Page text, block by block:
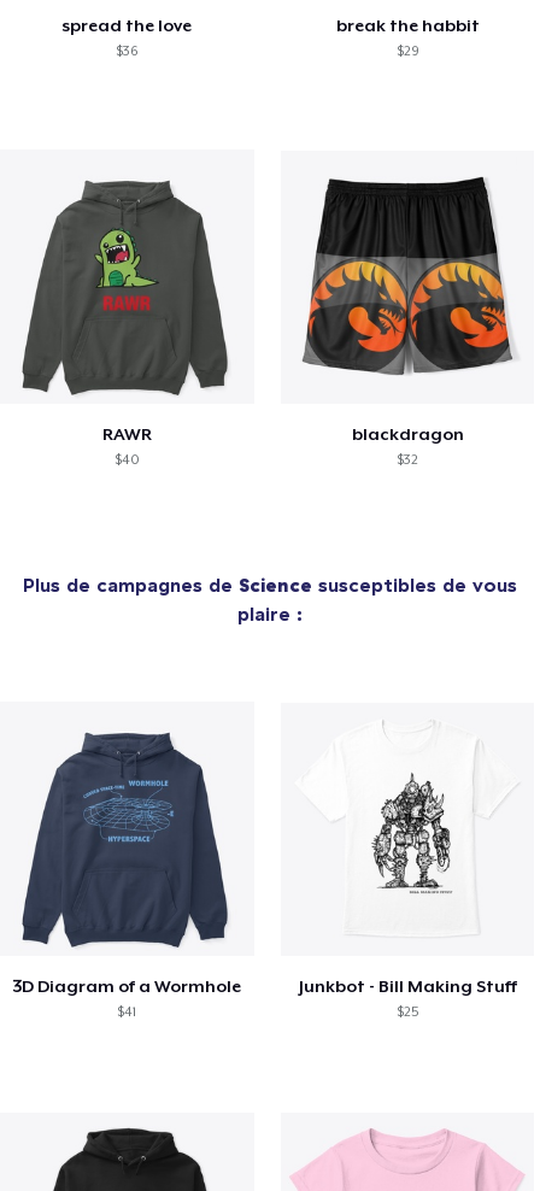
spread the love
$36
break the habbit
$29
RAWR
$40
blackdragon
$32
Plus de campagnes de Science susceptibles de vous
plaire :
3D Diagram of a Wormhole
$41
Junkbot - Bill Making Stuff
$25